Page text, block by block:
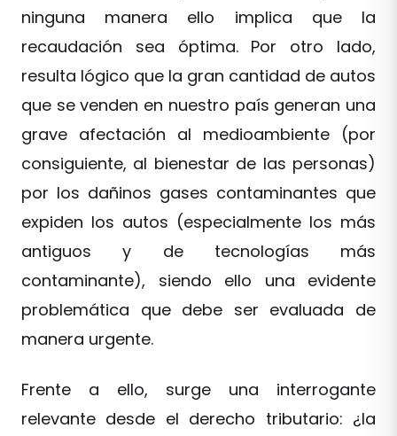
ninguna manera ello implica que la
recaudación sea óptima. Por otro lado,
resulta lógico que la gran cantidad de autos
que se venden en nuestro país generan una
grave afectación al medioambiente (por
consiguiente, al bienestar de las personas)
por los dañinos gases contaminantes que
expiden los autos (especialmente los más
antiguos y de tecnologías más
contaminante), siendo ello una evidente
problemática que debe ser evaluada de
manera urgente.
Frente a ello, surge una interrogante
relevante desde el derecho tributario: ¿la